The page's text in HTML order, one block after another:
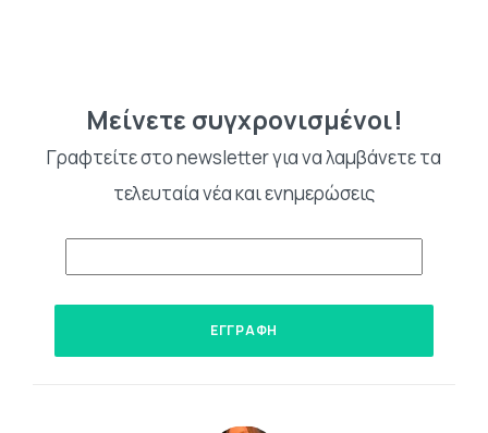
Μείνετε συγχρονισμένοι!
Γραφτείτε στο newsletter για να λαμβάνετε τα
τελευταία νέα και ενημερώσεις